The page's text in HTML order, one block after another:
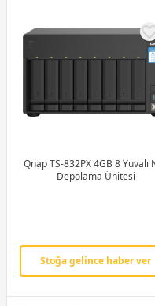
Qnap TS-832PX 4GB 8 Yuvalı Nas
Depolama Ünitesi
Stoğa gelince haber ver